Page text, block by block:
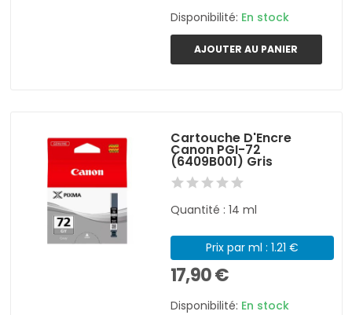
Disponibilité: En stock
AJOUTER AU PANIER
Cartouche D'Encre
Canon PGI-72
(6409B001) Gris
Quantité : 14 ml
Prix par ml : 1.21 €
17,90 €
Disponibilité: En stock